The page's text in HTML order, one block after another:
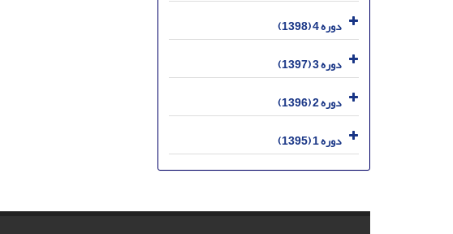
دوره 4 (1398)
دوره 3 (1397)
دوره 2 (1396)
دوره 1 (1395)